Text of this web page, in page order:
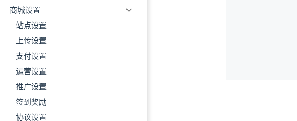
商城设置
站点设置
上传设置
支付设置
运营设置
推广设置
签到奖励
协议设置